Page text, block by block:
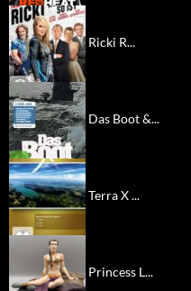
Ricki R...
Das Boot &...
Terra X ...
Princess L...